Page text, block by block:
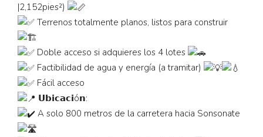
|2,152pies²)
Terrenos totalmente planos, listos para construir
Doble acceso si adquieres los 4 lotes
Factibilidad de agua y energía (a tramitar)
Fácil acceso
𝗨𝗯𝗶𝗰𝗮𝗰𝗶ó𝗻:
A solo 800 metros de la carretera hacia Sonsonate